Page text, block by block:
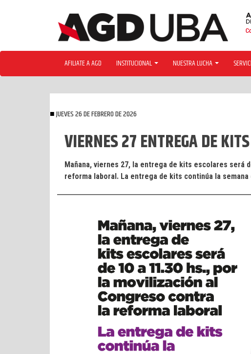
AFILIATE A AGD INSTITUCIONAL NUESTRA LUCHA
JUEVES 26 DE FEBRERO DE 2026
VIERNES 27 ENTREGA DE
Mañana, viernes 27, la entrega de kits escolares será
reforma laboral. La entrega de kits continúa la